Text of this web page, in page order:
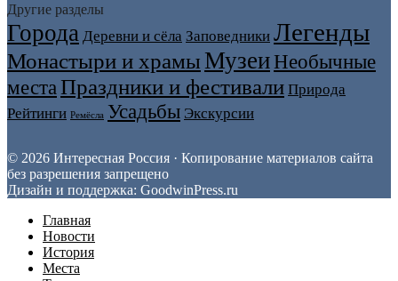
Другие разделы
Города Деревни и сёла Заповедники Легенды
Монастыри и храмы МузеиНеобычные
местаПраздники и фестивали Природа
Рейтинги Ремёсла Усадьбы Экскурсии
© 2026 Интересная Россия · Копирование материалов сайта
без разрешения запрещено
Дизайн и поддержка: GoodwinPress.ru
Главная
Новости
История
Места